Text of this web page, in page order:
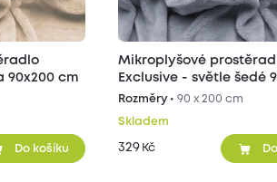
90x200 cm
Do košíku
Mikroplyšové
Exclusive - světle šedé
cm
Rozměry • 90 x 200 cm
Skladem
329 Kč